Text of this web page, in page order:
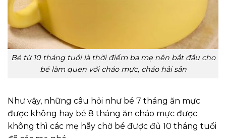
Bé từ 10 tháng tuổi là thời điểm ba mẹ nên bắt đầu cho
bé làm quen với cháo mực, cháo hải sản
Như vậy, những câu hỏi như bé 7 tháng ăn mực
được không hay bé 8 tháng ăn cháo mực được
không thì các mẹ hãy chờ bé được đủ 10 tháng tuổi